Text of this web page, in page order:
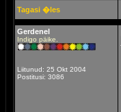
Tagasi �les
Gerdenel
Indigo päike.
Liitunud: 25 Okt 2004
Postitusi: 3086